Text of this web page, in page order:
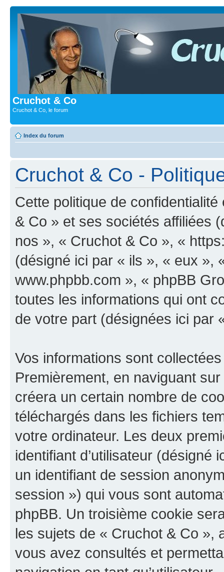
Cruchot & Co
Cruchot & Co, le forum
Index du forum
Cruchot & Co -
Cette politique de
& Co » et ses sociétés affiliées
nos », « Cruchot & Co », «
(désigné ici par « ils », « eux »,
www.phpbb.com », « phpBB
toutes les informations qui ont
de votre part (désignées ici par
Vos informations sont
Premièrement, en naviguant
créera un certain nombre de
téléchargés dans les fichiers
votre ordinateur. Les deux
identifiant d’utilisateur (désigné
un identifiant de session
session ») qui vous sont
phpBB. Un troisième cookie
les sujets de « Cruchot & Co »,
vous avez consultés et